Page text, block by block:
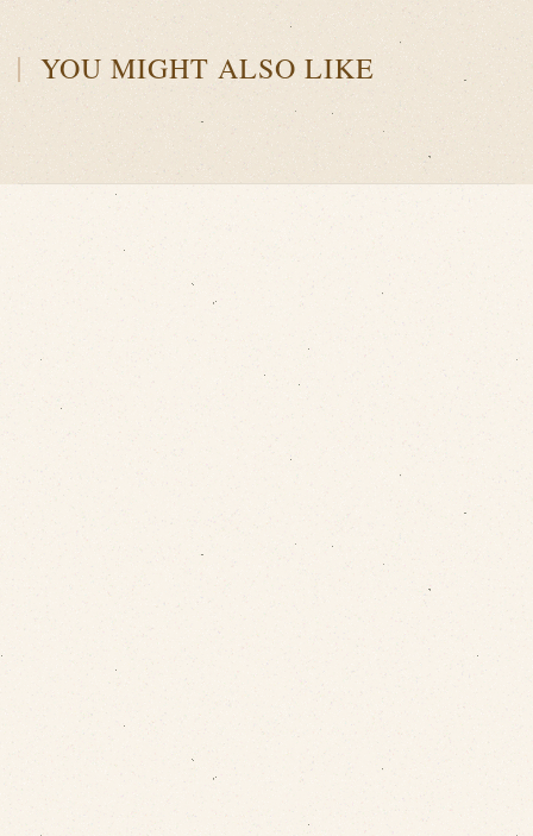
YOU MIGHT ALSO LIKE